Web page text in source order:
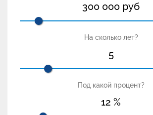
300 000 руб
На сколько лет?
5
Под какой процент?
12 %